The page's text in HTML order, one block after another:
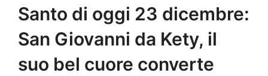
Santo di oggi 23 dicembre:
San Giovanni da Kety, il
suo bel cuore converte